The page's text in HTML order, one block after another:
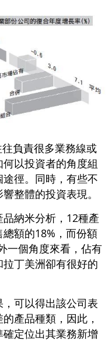
負責很多業務線或
以投資者的角度組
徑。同時，有些不
整體的投資表現。
納米分析，12種產
額的18%，而份額
一個角度來看，佔有
丁美洲卻有很好的
可以得出該公司表
產品種類，因此，
定位出其業務新增